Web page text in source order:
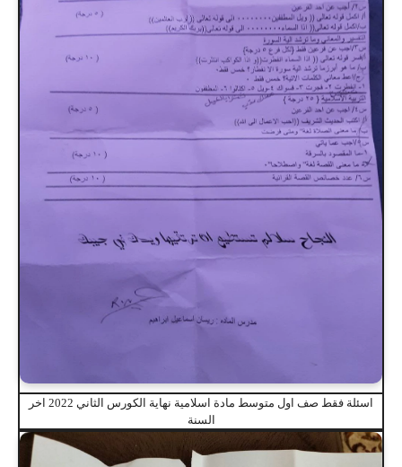
اسئلة فقط صف اول متوسط مادة اسلامية نهاية الكورس الثاني 2022 اخر
السنة